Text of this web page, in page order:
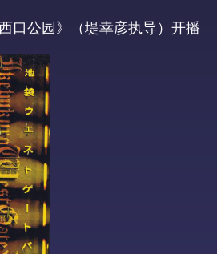
口公园》（堤幸彦执导）开播